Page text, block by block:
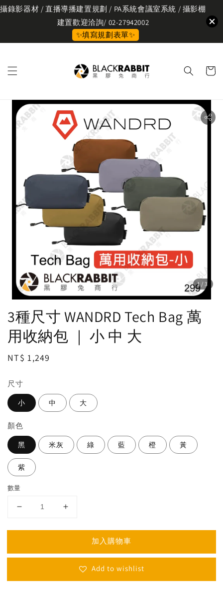
攝錄影器材 / 直播導播建置規劃 / PA系統會議室系統 / 攝影棚
建置歡迎洽詢/ 02-27942002
✨填寫規劃表單✨
1 /3
3種尺寸 WANDRD Tech Bag 萬
用收納包 ｜ 小 中 大
Regular
NT$ 1,249
尺寸
小 中 大
顏色
黑 米灰 綠 藍 橙 黃
紫
數量
加入購物車
Add to wishlist